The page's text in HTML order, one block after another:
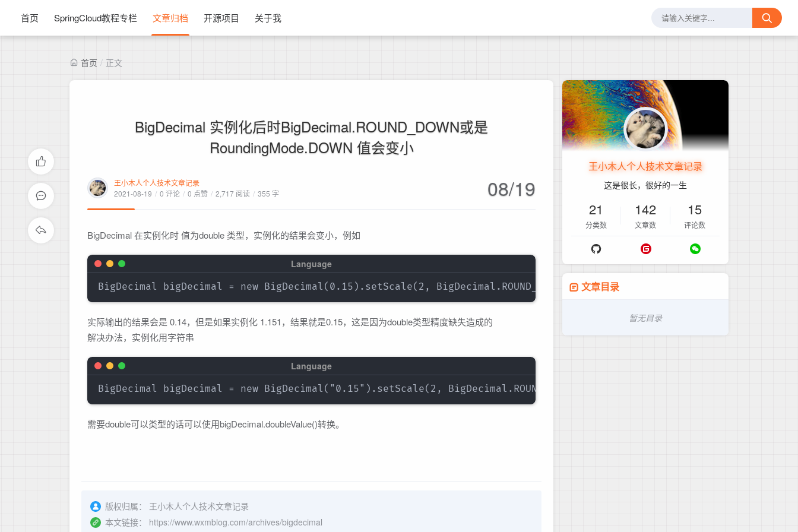
首页 SpringCloud教程专栏 文章归档 开源项目 关于我
首页 / 正文
BigDecimal 实例化后时BigDecimal.ROUND_DOWN或是
RoundingMode.DOWN 值会变小
王小木人个人技术文章记录
2021-08-19 / 0 评论 / 0 点赞 / 2,717 阅读 / 355 字 08/19
BigDecimal 在实例化时 值为double 类型，实例化的结果会变小，例如
实际输出的结果会是 0.14，但是如果实例化 1.151，结果就是0.15，这是因为double类型精度缺失造成的
解决办法，实例化用字符串
需要double可以类型的话可以使用bigDecimal.doubleValue()转换。
版权归属：
王小木人个人技术文章记录
本文链接：
https://www.wxmblog.com/archives/bigdecimal
王小木人个人技术文章记录
这是很长，很好的一生
21
分类数
142
文章数
15
评论数
文章目录
暂无目录